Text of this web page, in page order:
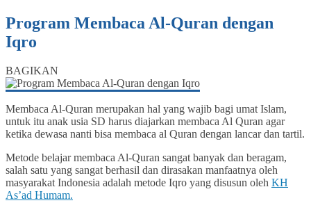
Program Membaca Al-Quran dengan
Iqro
BAGIKAN
Membaca Al-Quran merupakan hal yang wajib bagi umat Islam,
untuk itu anak usia SD harus diajarkan membaca Al Quran agar
ketika dewasa nanti bisa membaca al Quran dengan lancar dan tartil.
Metode belajar membaca Al-Quran sangat banyak dan beragam,
salah satu yang sangat berhasil dan dirasakan manfaatnya oleh
masyarakat Indonesia adalah metode Iqro yang disusun oleh KH
As’ad Humam.